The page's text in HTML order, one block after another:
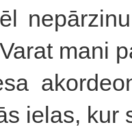
mani
ielas, kur